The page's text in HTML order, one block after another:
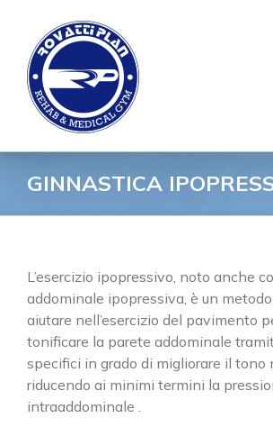
contenuto
GINNASTICA
L’esercizio ipopressivo, noto anche
addominale ipopressiva, è un
aiutare nell’esercizio del pavimento
tonificare la parete addominale
specifici in grado di migliorare il tono
riducendo ai minimi termini la
intraaddominale .